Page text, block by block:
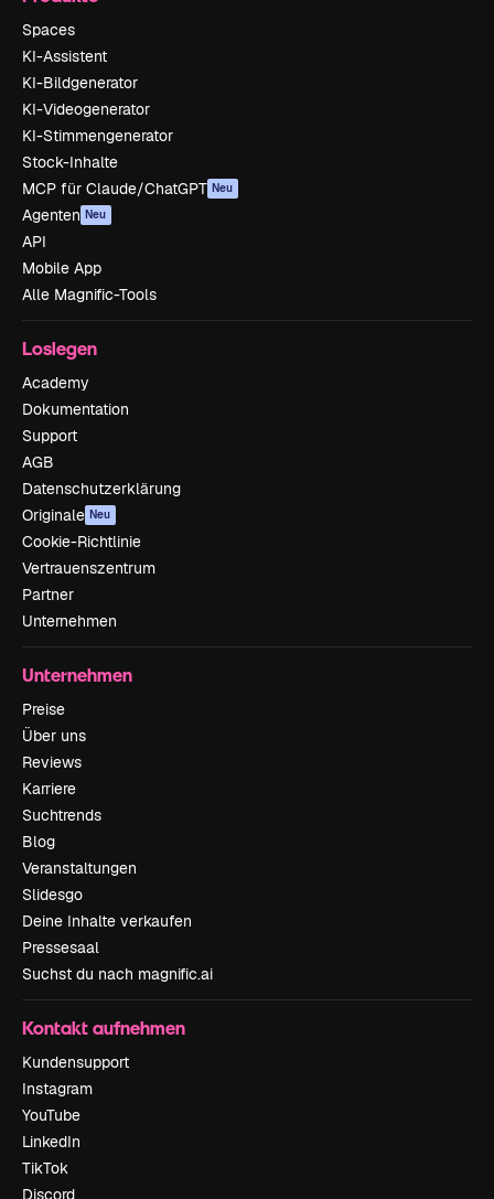
Spaces
KI-Assistent
KI-Bildgenerator
KI-Videogenerator
KI-Stimmengenerator
Stock-Inhalte
MCP für Claude/ChatGPT Neu
Agenten Neu
API
Mobile App
Alle Magnific-Tools
Loslegen
Academy
Dokumentation
Support
AGB
Datenschutzerklärung
Originale Neu
Cookie-Richtlinie
Vertrauenszentrum
Partner
Unternehmen
Unternehmen
Preise
Über uns
Reviews
Karriere
Suchtrends
Blog
Veranstaltungen
Slidesgo
Deine Inhalte verkaufen
Pressesaal
Suchst du nach magnific.ai
Kontakt aufnehmen
Kundensupport
Instagram
YouTube
LinkedIn
TikTok
Discord